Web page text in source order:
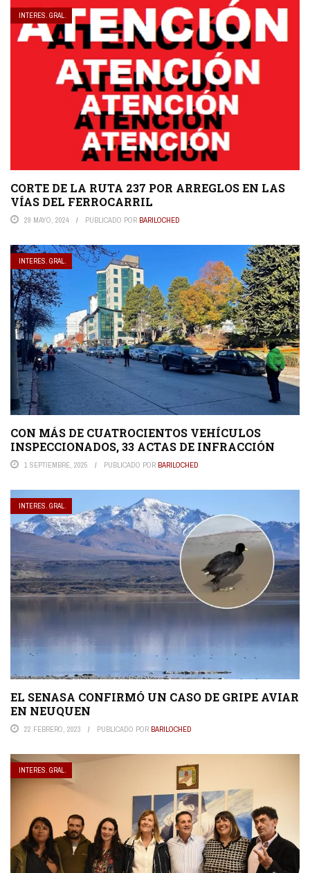
INTERES. GRAL.
CORTE DE LA RUTA 237 POR ARREGLOS EN LAS
VÍAS DEL FERROCARRIL
29 MAYO, 2024 PUBLICADO POR BARILOCHED
INTERES. GRAL.
CON MÁS DE CUATROCIENTOS VEHÍCULOS
INSPECCIONADOS, 33 ACTAS DE INFRACCIÓN
1 SEPTIEMBRE, 2025 PUBLICADO POR BARILOCHED
INTERES. GRAL.
EL SENASA CONFIRMÓ UN CASO DE GRIPE AVIAR
EN NEUQUEN
22 FEBRERO, 2023 PUBLICADO POR BARILOCHED
INTERES. GRAL.